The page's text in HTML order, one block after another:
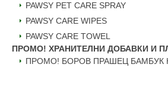
PAWSY PET CARE SPRAY
PAWSY CARE WIPES
PAWSY CARE TOWEL
ПРОМО! ХРАНИТЕЛНИ ДОБАВКИ И
ПРОМО! БОРОВ ПРАШЕЦ БАМБУК